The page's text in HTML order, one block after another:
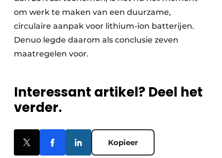
om werk te maken van een duurzame,
circulaire aanpak voor lithium-ion batterijen.
Denuo legde daarom als conclusie zeven
maatregelen voor.
Interessant artikel? Deel het
verder.
Kopieer